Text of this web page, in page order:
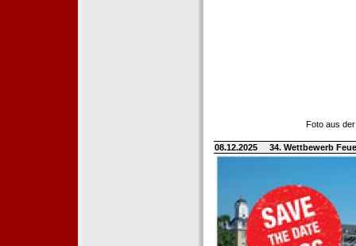
Foto aus
08.12.2025 34. Wettbewerb